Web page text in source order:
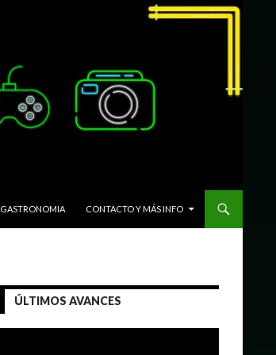
GASTRONOMIA CONTACTO Y MÁS INFO
ÚLTIMOS AVANCES